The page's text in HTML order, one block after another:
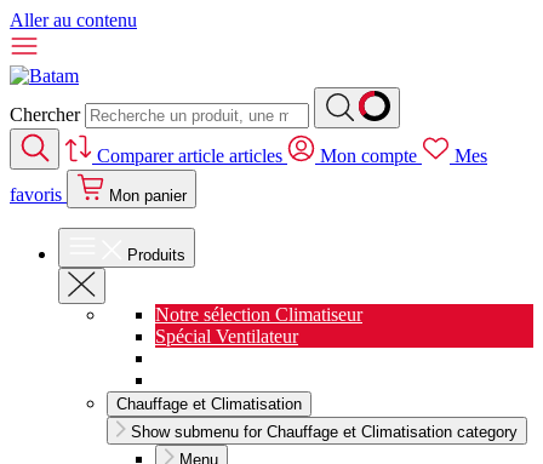
Aller au contenu
Chercher
Comparerarticle articles Mon compte
Mes
favoris
Mon panier
Produits
Notre sélection Climatiseur
Spécial Ventilateur
Chauffage et Climatisation
Show submenu for Chauffage et Climatisation category
Menu